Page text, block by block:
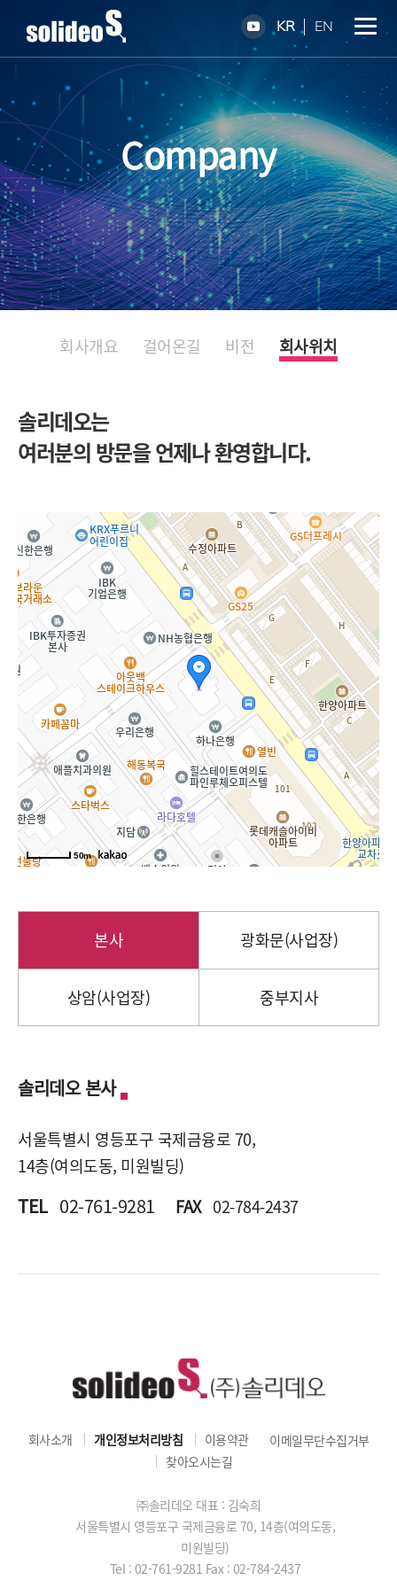
KR EN
Company
회사개요 걸어온길 비전 회사위치
솔리데오는
여러분의 방문을 언제나 환영합니다.
50m
본사 광화문(사업장)
상암(사업장) 중부지사
솔리데오 본사
서울특별시 영등포구 국제금융로 70,
14층(여의도동, 미원빌딩)
TEL 02-761-9281 FAX 02-784-2437
회사소개 개인정보처리방침 이용약관
이메일무단수집거부
찾아오시는길
㈜솔리데오 대표 : 김숙희
서울특별시 영등포구 국제금융로 70, 14층(여의도동,
미원빌딩)
Tel : 02-761-9281 Fax : 02-784-2437